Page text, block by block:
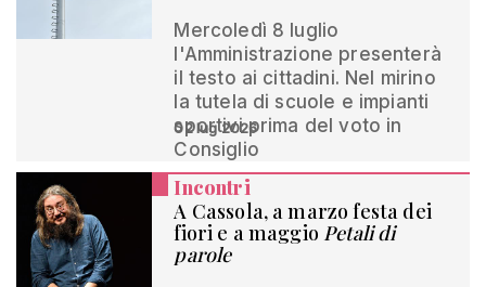
Mercoledì 8 luglio
l'Amministrazione presenterà
il testo ai cittadini. Nel mirino
la tutela di scuole e impianti
sportivi prima del voto in
Consiglio
02 lug 2026
Incontri
A Cassola, a marzo festa dei
fiori e a maggio Petali di
parole